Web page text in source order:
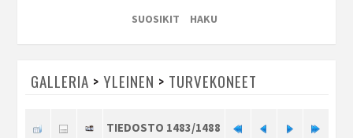
SUOSIKIT
HAKU
GALLERIA > YLEINEN > TURVEKONEET
TIEDOSTO 1483/1488